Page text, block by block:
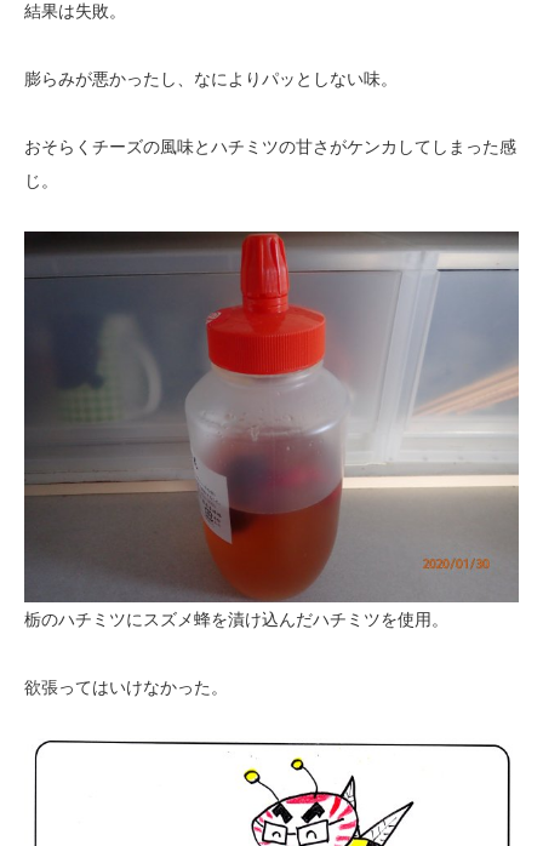
結果は失敗。
膨らみが悪かったし、なによりパッとしない味。
おそらくチーズの風味とハチミツの甘さがケンカしてしまった感
じ。
栃のハチミツにスズメ蜂を漬け込んだハチミツを使用。
欲張ってはいけなかった。